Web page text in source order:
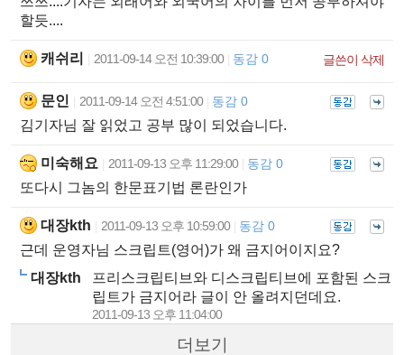
할듯....
캐쉬리 2011-09-14 오전 10:39:00 동감 0 글쓴이 삭제
문인 2011-09-14 오전 4:51:00 동감 0
김기자님 잘 읽었고 공부 많이 되었습니다.
미숙해요 2011-09-13 오후 11:29:00 동감 0
또다시 그놈의 한문표기법 론란인가
대장kth 2011-09-13 오후 10:59:00 동감 0
근데 운영자님 스크립트(영어)가 왜 금지어이지요?
대장kth
프리스크립티브와 디스크립티브에 포함된 스크
립트가 금지어라 글이 안 올려지던데요.
2011-09-13 오후 11:04:00
더보기